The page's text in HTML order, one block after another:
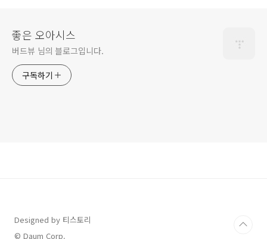
좋은 오아시스
버드뷰 님의 블로그입니다.
구독하기
Designed by 티스토리
© Daum Corp.